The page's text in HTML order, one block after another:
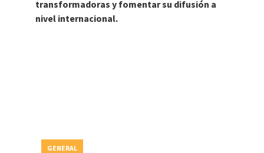
transformadoras y fomentar su difusión a
nivel internacional.
GENERAL